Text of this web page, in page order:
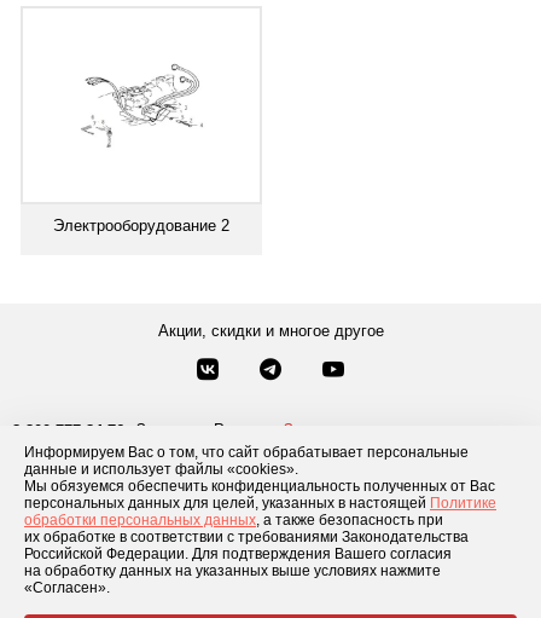
Информируем Вас о том, что сайт обрабатывает персональные
данные и использует файлы «cookies».
Мы обязуемся обеспечить конфиденциальность полученных от Вас
персональных данных для целей, указанных в настоящей Политике
обработки персональных данных, а также безопасность при
их обработке в соответствии с требованиями Законодательства
Российской Федерации. Для подтверждения Вашего согласия
на обработку данных на указанных выше условиях нажмите
«Согласен».
Электрооборудование 2
Акции, скидки и многое другое
8-800-777-84-76 Звонки по России
Заказать звонок
8 495 181-69-06
Москва
Каталог товаров О компании Доставка и оплата Блог
Условия рассрочки
Контакты